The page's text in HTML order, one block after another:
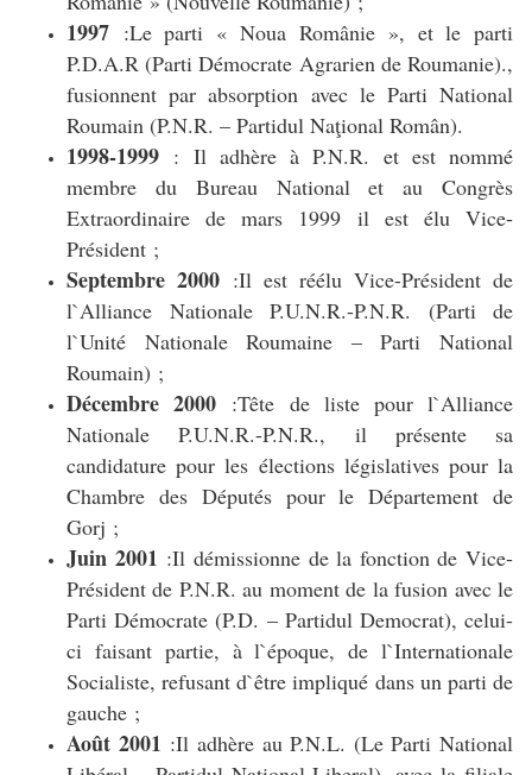
1997 :Le parti « Noua Românie », et le parti
P.D.A.R (Parti Démocrate Agrarien de Roumanie).,
fusionnent par absorption avec le Parti National
Roumain (P.N.R. – Partidul Naţional Român).
1998-1999 : Il adhère à P.N.R. et est nommé
membre du Bureau National et au Congrès
Extraordinaire de mars 1999 il est élu Vice-
Président ;
Septembre 2000 :Il est réélu Vice-Président de
l`Alliance Nationale P.U.N.R.-P.N.R. (Parti de
l`Unité Nationale Roumaine – Parti National
Roumain) ;
Décembre 2000 :Tête de liste pour l`Alliance
Nationale P.U.N.R.-P.N.R., il présente sa
candidature pour les élections législatives pour la
Chambre des Députés pour le Département de
Gorj ;
Juin 2001 :Il démissionne de la fonction de Vice-
Président de P.N.R. au moment de la fusion avec le
Parti Démocrate (P.D. – Partidul Democrat), celui-
ci faisant partie, à l`époque, de l`Internationale
Socialiste, refusant d`être impliqué dans un parti de
gauche ;
Août 2001 :Il adhère au P.N.L. (Le Parti National